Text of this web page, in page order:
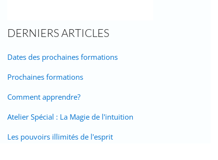
DERNIERS ARTICLES
Dates des prochaines formations
Prochaines formations
Comment apprendre?
Atelier Spécial : La Magie de l'intuition
Les pouvoirs illimités de l'esprit